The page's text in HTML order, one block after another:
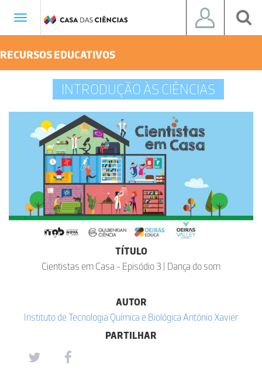
Toggle
RECURSOS EDUCATIVOS
INTRODUÇÃO ÀS CIÊNCIAS
TÍTULO
Cientistas em Casa - Episódio 3 | Dança do som
AUTOR
Instituto de Tecnologia Química e Biológica António Xavier
PARTILHAR